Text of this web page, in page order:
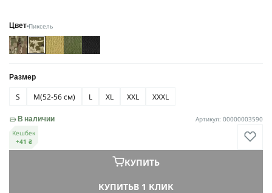
Цвет Пиксель
Размер
S M(52-56 см) L XL XXL ХXXL
КУПИТЬВ 1 КЛИК
КУПИТЬ
В наличии
Артикул: 00000003590
Кешбек
+41 ₴